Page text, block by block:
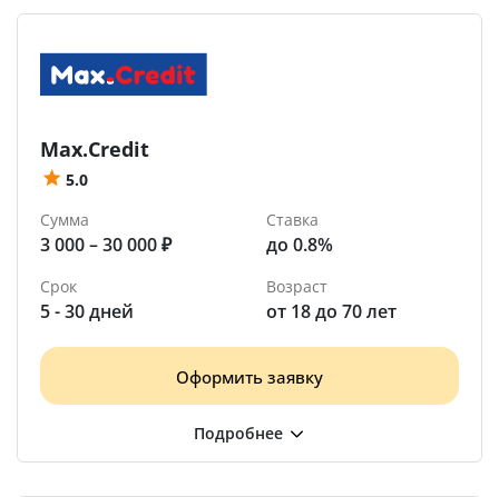
Max.Credit
5.0
Сумма
3 000 – 30 000 ₽
Ставка
до 0.8%
Срок
5 - 30 дней
Возраст
от 18 до 70 лет
Оформить заявку